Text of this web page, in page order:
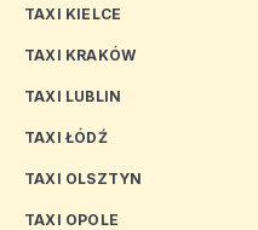
TAXI KIELCE
TAXI KRAKÓW
TAXI LUBLIN
TAXI ŁÓDŹ
TAXI OLSZTYN
TAXI OPOLE